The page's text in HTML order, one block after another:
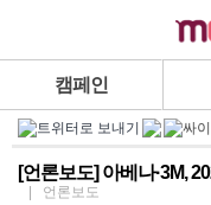
캠페인
[언론보도] 아베나·3M,
| 언론보도